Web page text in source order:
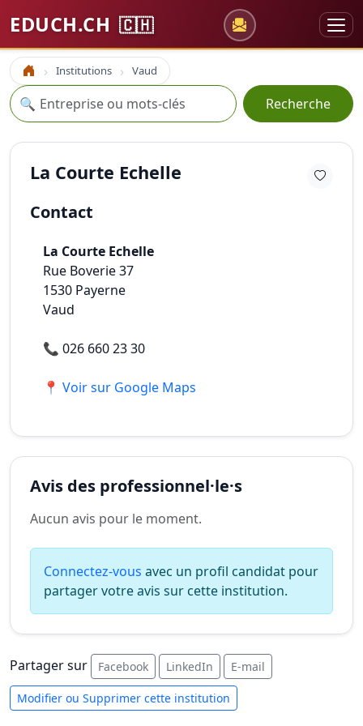
EDUCH.CH 🇨🇭
Accueil Institutions Vaud
Recherche
🔍 Recherche
La Courte Echelle
Contact
La Courte Echelle
Rue Boverie 37
1530 Payerne
Vaud
📞 026 660 23 30
📍 Voir sur Google Maps
Avis des professionnel·le·s
Aucun avis pour le moment.
Connectez-vous avec un profil candidat pour
partager votre avis sur cette institution.
Partager sur Facebook LinkedIn E-mail
Modifier ou Supprimer cette institution